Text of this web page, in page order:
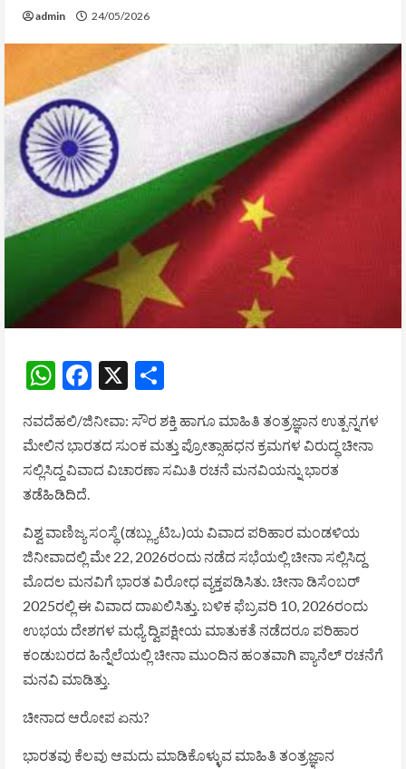
admin 24/05/2026
WhatsApp
Facebook
X
ನವದೆಹಲಿ/ಜಿನೀವಾ: ಸೌರ ಶಕ್ತಿ ಹಾಗೂ ಮಾಹಿತಿ ತಂತ್ರಜ್ಞಾನ ಉತ್ಪನ್ನಗಳ
ಮೇಲಿನ ಭಾರತದ ಸುಂಕ ಮತ್ತು ಪ್ರೋತ್ಸಾಹಧನ ಕ್ರಮಗಳ ವಿರುದ್ಧ ಚೀನಾ
ಸಲ್ಲಿಸಿದ್ದ ವಿವಾದ ವಿಚಾರಣಾ ಸಮಿತಿ ರಚನೆ ಮನವಿಯನ್ನು ಭಾರತ
ತಡೆಹಿಡಿದಿದೆ.
ವಿಶ್ವ ವಾಣಿಜ್ಯ ಸಂಸ್ಥೆ (ಡಬ್ಲ್ಯುಟಿಒ)ಯ ವಿವಾದ ಪರಿಹಾರ ಮಂಡಳಿಯ
ಜಿನೀವಾದಲ್ಲಿ ಮೇ 22, 2026ರಂದು ನಡೆದ ಸಭೆಯಲ್ಲಿ ಚೀನಾ ಸಲ್ಲಿಸಿದ್ದ
ಮೊದಲ ಮನವಿಗೆ ಭಾರತ ವಿರೋಧ ವ್ಯಕ್ತಪಡಿಸಿತು. ಚೀನಾ ಡಿಸೆಂಬರ್
2025ರಲ್ಲಿ ಈ ವಿವಾದ ದಾಖಲಿಸಿತ್ತು. ಬಳಿಕ ಫೆಬ್ರವರಿ 10, 2026ರಂದು
ಉಭಯ ದೇಶಗಳ ಮಧ್ಯೆ ದ್ವಿಪಕ್ಷೀಯ ಮಾತುಕತೆ ನಡೆದರೂ ಪರಿಹಾರ
ಕಂಡುಬರದ ಹಿನ್ನೆಲೆಯಲ್ಲಿ ಚೀನಾ ಮುಂದಿನ ಹಂತವಾಗಿ ಪ್ಯಾನೆಲ್ ರಚನೆಗೆ
ಮನವಿ ಮಾಡಿತ್ತು.
ಚೀನಾದ ಆರೋಪ ಏನು?
ಭಾರತವು ಕೆಲವು ಆಮದು ಮಾಡಿಕೊಳ್ಳುವ ಮಾಹಿತಿ ತಂತ್ರಜ್ಞಾನ